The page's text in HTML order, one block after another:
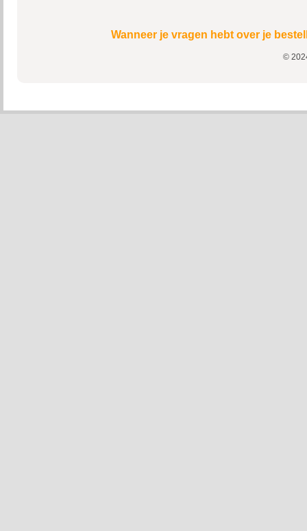
Wanneer je vragen hebt over je
©